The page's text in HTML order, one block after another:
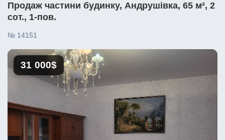
Продаж частини будинку, Андрушівка, 65 м², 2
сот., 1-пов.
№ 14151
31 000$